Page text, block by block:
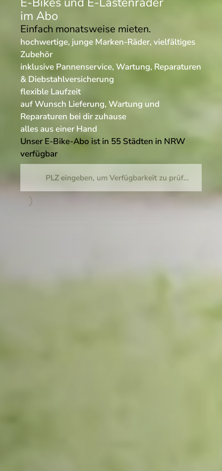
im Abo
Einfach monatsweise mieten.
hochwertige, junge Marken-Räder, vielfältiges
Zubehör
inklusive Pannenservice, Wartung, Reparaturen
& Diebstahlversicherung
flexible Laufzeit
auf Wunsch Lieferung, Wartung und
Reparaturen bei dir zuhause
alles aus einer Hand
Unser E-Bike-Abo ist in 55 Städten in NRW
verfügbar